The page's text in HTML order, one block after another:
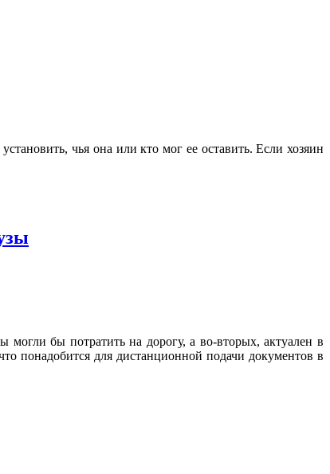
чья она или кто мог ее оставить. Если хозяин
могли бы потратить на дорогу, а во-вторых, актуален в
понадобится для дистанционной подачи документов в